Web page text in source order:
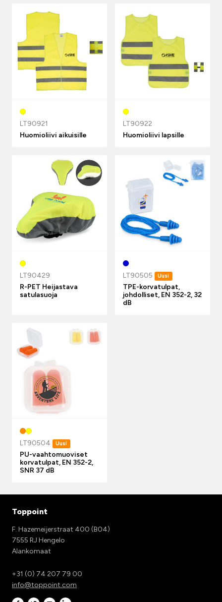
LT90921
Huomioliivi aikuisille
LT90922
Huomioliivi lapsille
LT90429
R-PET Heijastava
satulasuoja
LT90505 Uusi
TPE-korvatulpat,
johdolliset, EN 352-2, 32
dB
LT90504 Uusi
PU-vaahtomuoviset
korvatulpat, EN 352-2,
SNR 37 dB
Toppoint
F. Hazemeijerstraat 400 (B04)
7555 RJ Hengelo
Alankomaat
+31 (0) 74 207 79 00
info@toppoint.com